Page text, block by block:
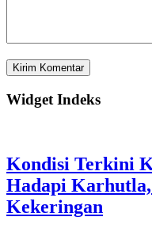
Widget Indeks
Kondisi Terkini
Hadapi
Kekeringan